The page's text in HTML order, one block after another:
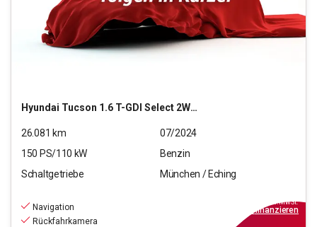
Hyundai Tucson 1.6 T-GDI Select 2WD (EURO 6d)(OPF)
26.081 km
07/2024
150 PS/110 kW
Benzin
Schaltgetriebe
München / Eching
Navigation
Rückfahrkamera
inkl.MwSt.
finanzieren